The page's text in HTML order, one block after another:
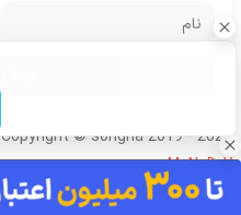
Copyright © songha 2019 - 2024
MoNoDeV